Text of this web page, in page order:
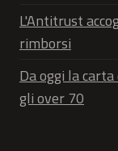
L'Antitrust
rimborsi
Da oggi la
gli over 70